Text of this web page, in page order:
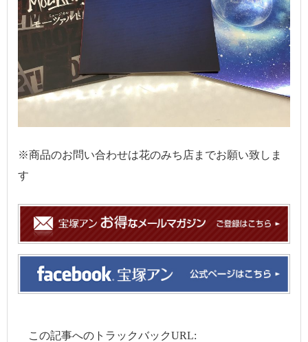
※商品のお問い合わせは花のみち店までお願い致しま
す
この記事へのトラックバックURL: